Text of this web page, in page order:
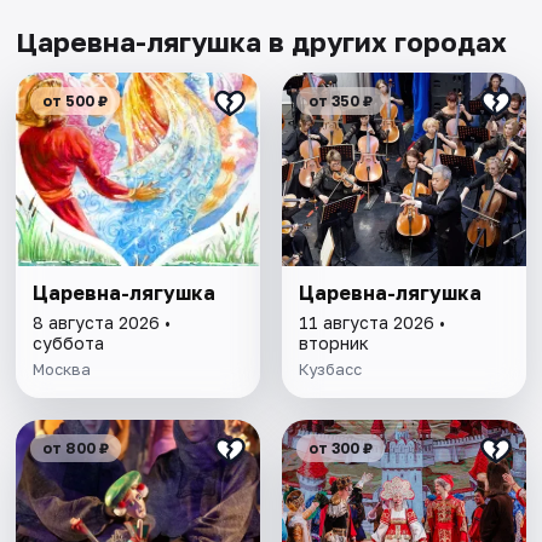
Царевна-лягушка в других городах
от 500 ₽
Царевна-лягушка
8 августа 2026 •
суббота
Москва
от 350 ₽
Царевна-лягушка
11 августа 2026 •
вторник
Кузбасс
от 800 ₽ от 300 ₽